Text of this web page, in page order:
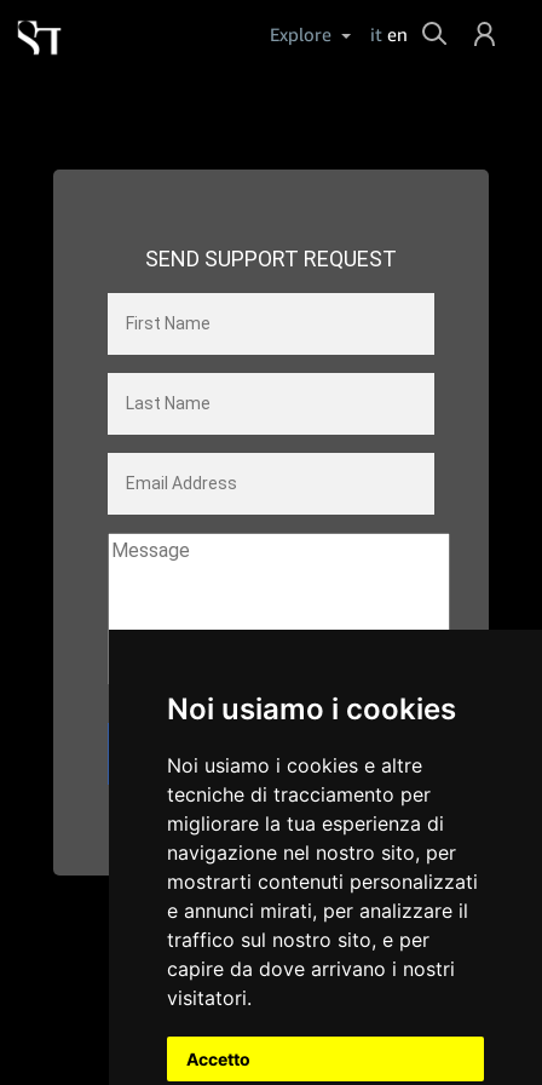
Noi usiamo i cookies
Noi usiamo i cookies e altre
tecniche di tracciamento per
migliorare la tua esperienza di
navigazione nel nostro sito, per
mostrarti contenuti personalizzati
e annunci mirati, per analizzare il
traffico sul nostro sito, e per
capire da dove arrivano i nostri
visitatori.
Accetto
Explore it en Cerca
SEND SUPPORT REQUEST